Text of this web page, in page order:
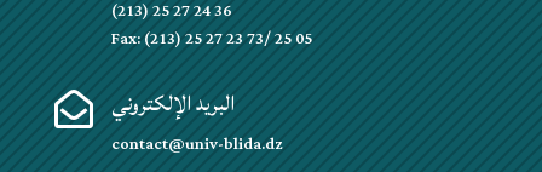
(213) 25 27 24 36
Fax: (213) 25 27 23 73/ 25 05
 البريد الإلكتروني
contact@univ-blida.dz